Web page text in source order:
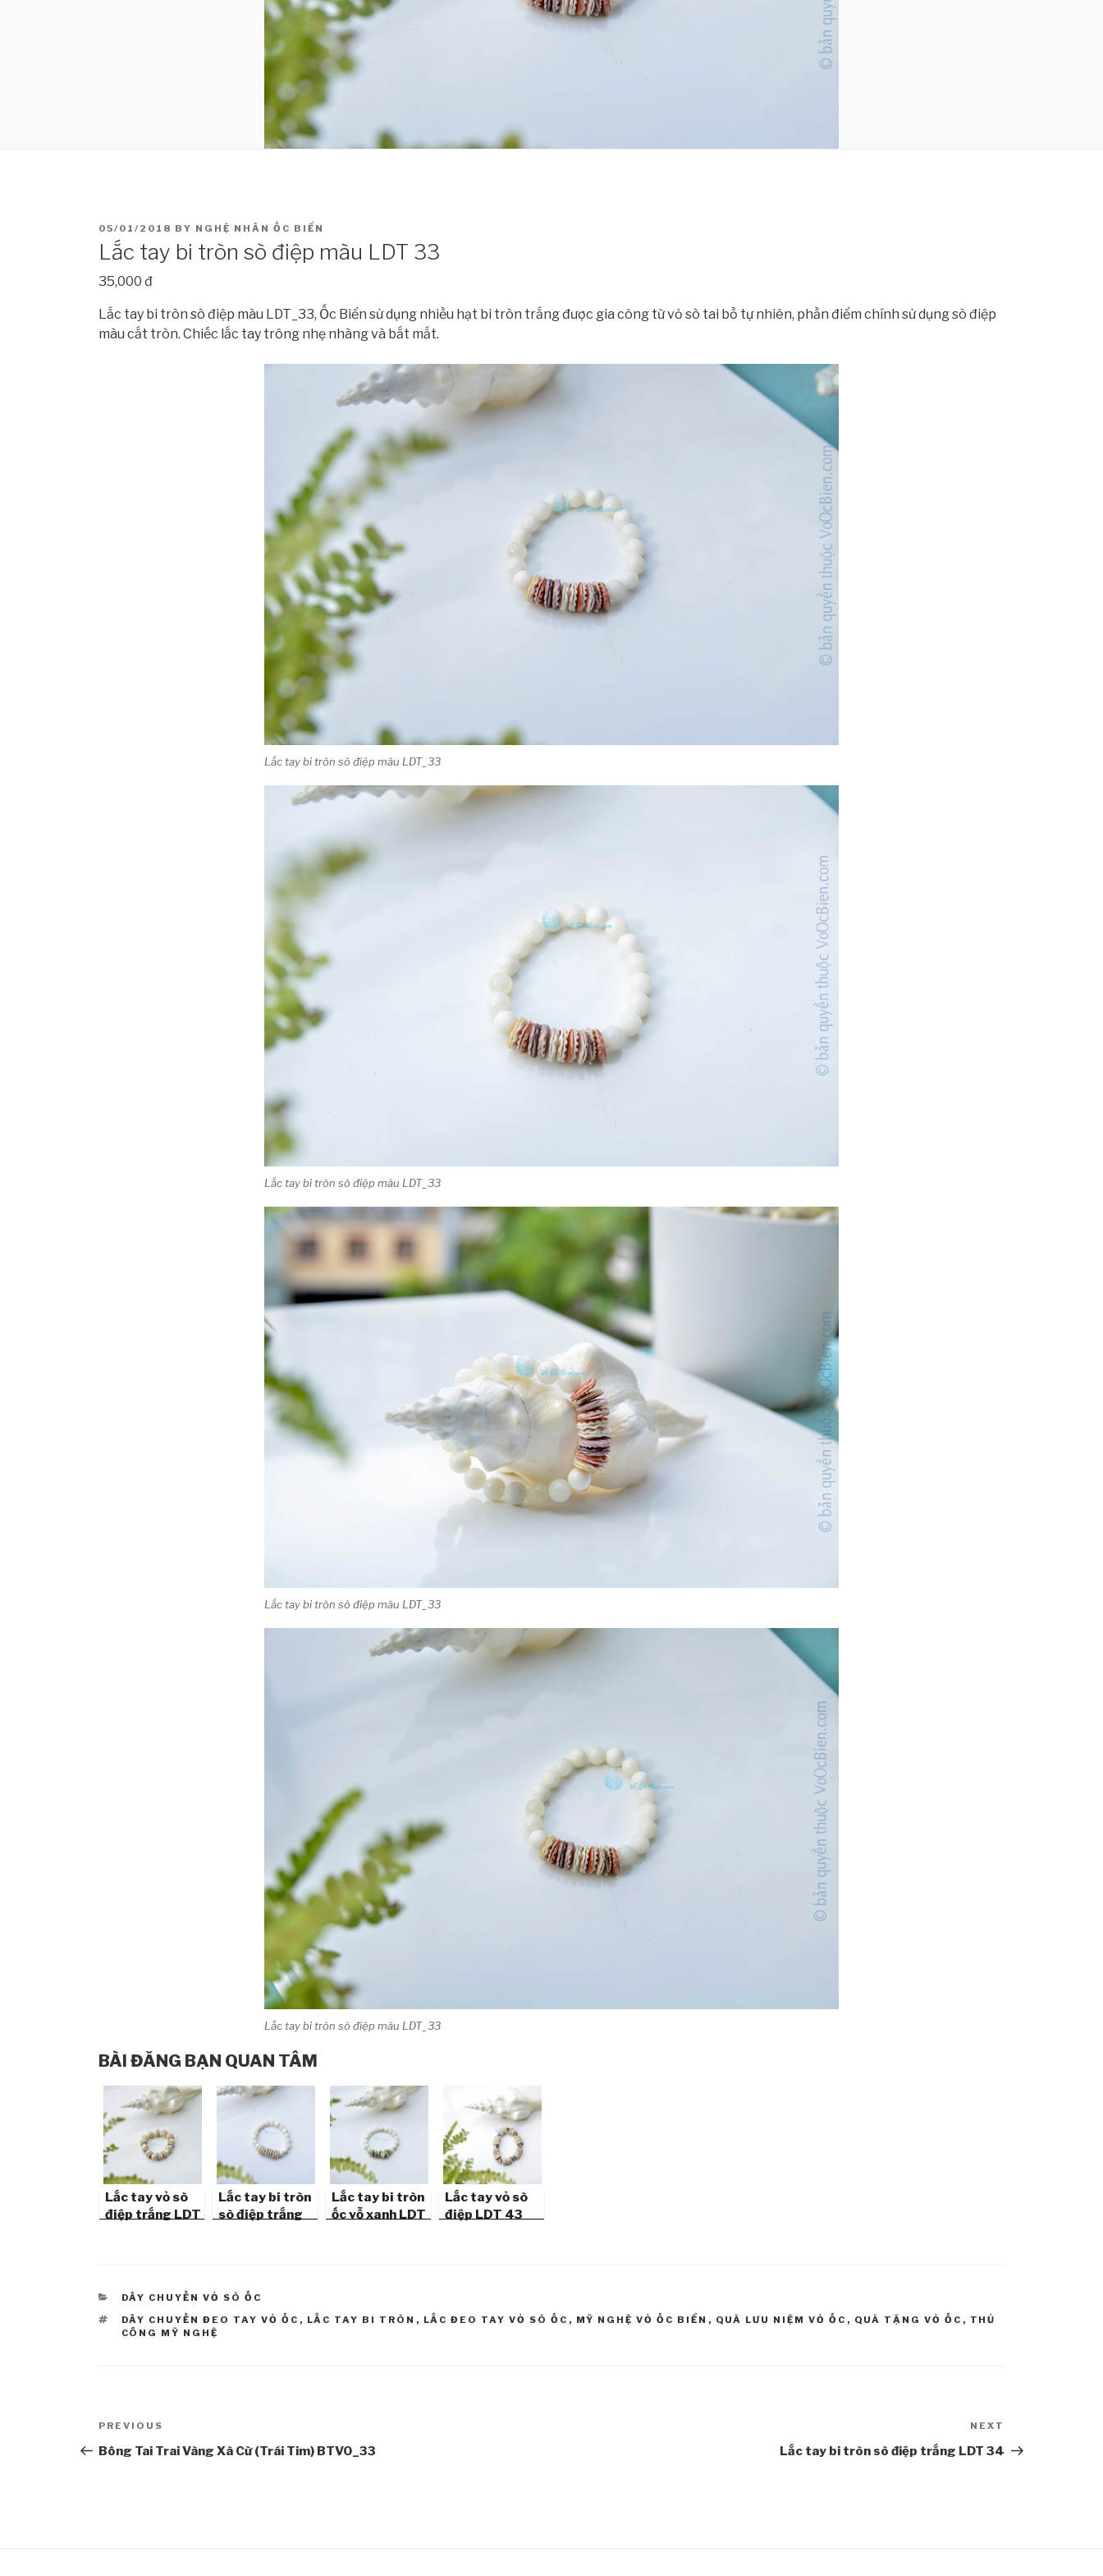
POSTED
ON
05/01/2018 BY NGHỆ NHÂN ỐC BIỂN
Lắc tay bi tròn sò điệp màu LDT 33
35,000 đ
Lắc tay bi tròn sò điệp màu LDT_33, Ốc Biển sử dụng nhiều hạt bi tròn trắng được gia công từ vỏ sò tai bồ tự nhiên, phần điểm chính sử dụng sò điệp
màu cắt tròn. Chiếc lắc tay trông nhẹ nhàng và bắt mắt.
Lắc tay bi tròn sò điệp màu LDT_33
Lắc tay bi tròn sò điệp màu LDT_33
Lắc tay bi tròn sò điệp màu LDT_33
Lắc tay bi tròn sò điệp màu LDT_33
BÀI ĐĂNG BẠN QUAN TÂM
Lắc tay vỏ sò
điệp trắng LDT
Lắc tay bi tròn
sò điệp trắng
Lắc tay bi tròn
ốc vỗ xanh LDT
Lắc tay vỏ sò
điệp LDT 43
CATEGORIES
DÂY CHUYỀN VỎ SÒ ỐC
TAGS
DÂY CHUYỀN ĐEO TAY VỎ ỐC , LẮC TAY BI TRÒN , LẮC ĐEO TAY VỎ SÒ ỐC , MỸ NGHỆ VỎ ỐC BIỂN , QUÀ LƯU NIỆM VỎ ỐC , QUÀ TẶNG VỎ ỐC , THỦ
CÔNG MỸ NGHỆ
navigation
Previous
Post
PREVIOUS
Bông Tai Trai Vàng Xà Cừ (Trái Tim) BTVO_33
Post
NEXT
Lắc tay bi tròn sò điệp trắng LDT 34